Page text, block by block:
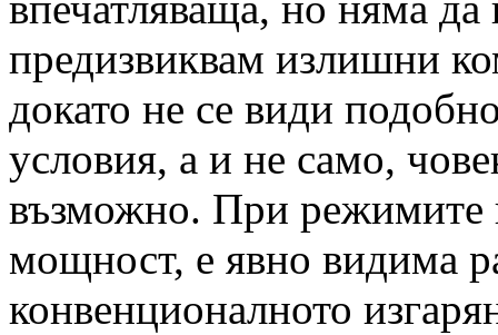
предизвиквам излишни
докато не се види
условия, а и не само,
възможно. При режимите
мощност, е явно видима
конвенционалното